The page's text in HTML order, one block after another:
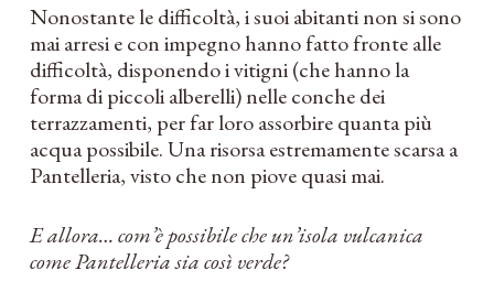
Nonostante le difficoltà, i suoi abitanti non si sono
mai arresi e con impegno hanno fatto fronte alle
difficoltà, disponendo i vitigni (che hanno la
forma di piccoli alberelli) nelle conche dei
terrazzamenti, per far loro assorbire quanta più
acqua possibile. Una risorsa estremamente scarsa a
Pantelleria, visto che non piove quasi mai.
E allora… com’è possibile che un’isola vulcanica
come Pantelleria sia così verde?